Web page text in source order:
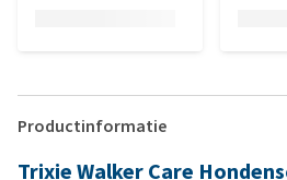
Productinformatie
Trixie Walker Care